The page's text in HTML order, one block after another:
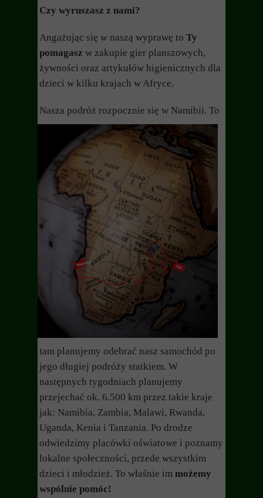
Czy wyruszasz z nami?
Angażując się w naszą wyprawę to Ty
pomagasz w zakupie gier planszowych,
żywności oraz artykułów higienicznych dla
dzieci w kilku krajach w Afryce.
Nasza podróż rozpocznie się w Namibii. To
tam planujemy odebrać nasz samochód po
jego długiej podróży statkiem. W
następnych tygodniach planujemy
przejechać ok. 6.500 km przez takie kraje
jak: Namibia, Zambia, Malawi, Rwanda,
Uganda, Kenia i Tanzania. Po drodze
odwiedzimy placówki oświatowe i poznamy
lokalne społeczności, przede wszystkim
dzieci i młodzież. To właśnie im możemy
wspólnie pomóc!